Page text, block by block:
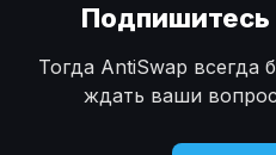
Подпишитесь
Тогда AntiSwap всегда
ждать ваши